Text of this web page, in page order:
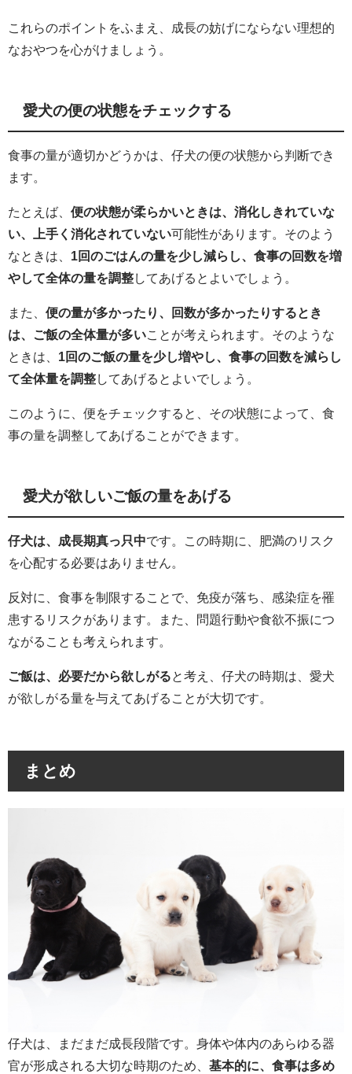
これらのポイントをふまえ、成長の妨げにならない理想的
なおやつを心がけましょう。
愛犬の便の状態をチェックする
食事の量が適切かどうかは、仔犬の便の状態から判断でき
ます。
たとえば、 便の状態が柔らかいときは、消化しきれていな
い、上手く消化されていない可能性があります。そのよう
なときは、 1回のごはんの量を少し減らし、食事の回数を増
やして全体の量を調整してあげるとよいでしょう。
また、 便の量が多かったり、回数が多かったりするとき
は、ご飯の全体量が多いことが考えられます。そのような
ときは、 1回のご飯の量を少し増やし、食事の回数を減らし
て全体量を調整してあげるとよいでしょう。
このように、便をチェックすると、その状態によって、食
事の量を調整してあげることができます。
愛犬が欲しいご飯の量をあげる
仔犬は、成長期真っ只中です。この時期に、肥満のリスク
を心配する必要はありません。
反対に、食事を制限することで、免疫が落ち、感染症を罹
患するリスクがあります。また、問題行動や食欲不振につ
ながることも考えられます。
ご飯は、必要だから欲しがる と考え、仔犬の時期は、愛犬
が欲しがる量を与えてあげることが大切です。
まとめ
仔犬は、まだまだ成長段階です。身体や体内のあらゆる器
官が形成される大切な時期のため、 基本的に、食事は多め